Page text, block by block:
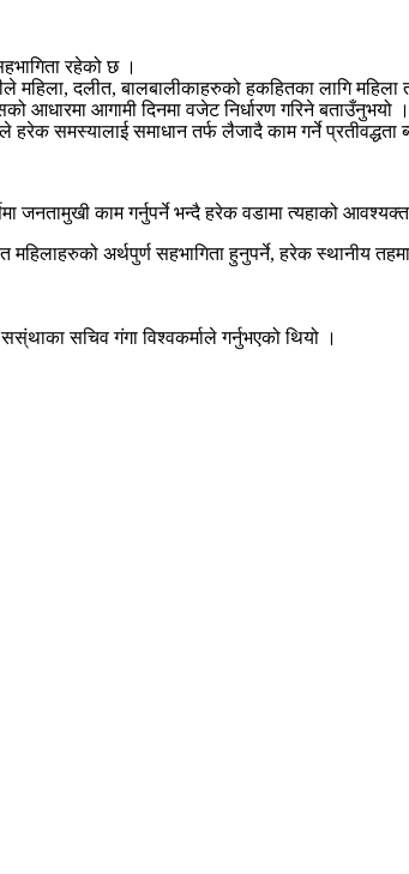
रहेको छ ।
दलीत, बालबालीकाहरुको हकहितका लागि
आगामी दिनमा वजेट निर्धारण गरिने बताउँनुभयो
हरेक समस्यालाई समाधान तर्फ लैजादै काम गर्ने प्रतीवद्धता
जनतामुखी काम गर्नुपर्ने भन्दै हरेक वडामा त्यहाको
अर्थपुर्ण सहभागिता हुनुपर्ने, हरेक स्थानीय
सचिव गंगा विश्वकर्माले गर्नुभएको थियो ।